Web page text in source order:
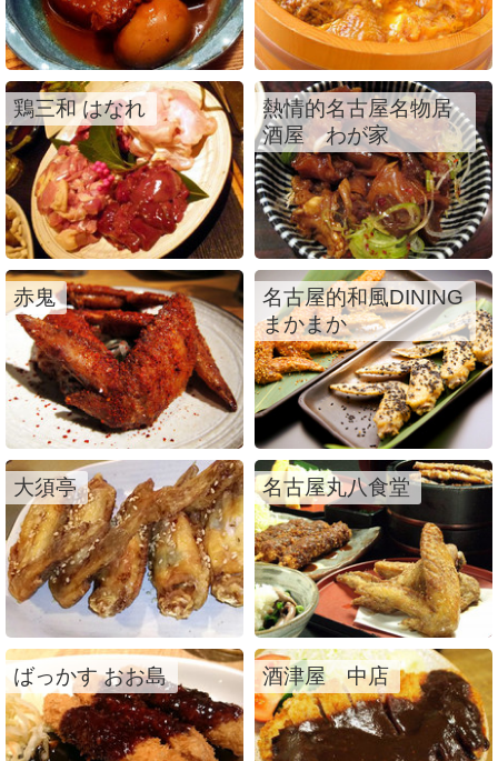
鶏三和 はなれ
熱情的名古屋名物居
酒屋 わが家
赤鬼
名古屋的和風DINING
まかまか
大須亭 名古屋丸八食堂
ばっかす おお島 酒津屋 中店